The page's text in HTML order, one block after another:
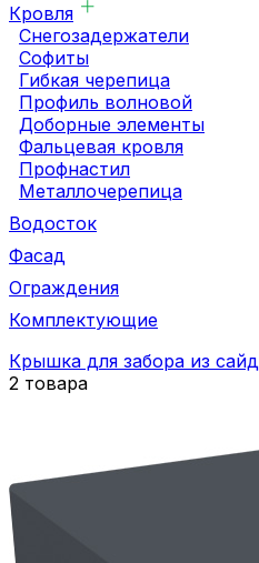
Кровля
Снегозадержатели
Софиты
Гибкая черепица
Профиль волновой
Доборные элементы
Фальцевая кровля
Профнастил
Металлочерепица
Водосток
Фасад
Ограждения
Комплектующие
Крышка для забора из
2 товара